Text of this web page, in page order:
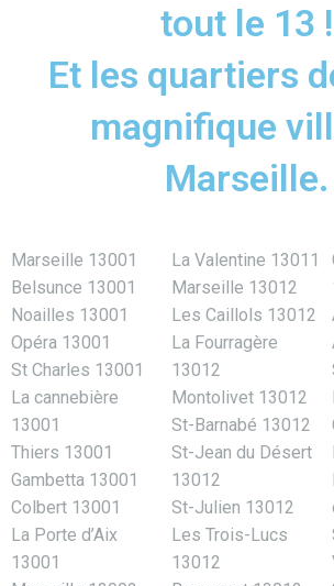
tout le 13 !
Et les quartiers
magnifique
Marseille.
Marseille 13001
Belsunce 13001
Noailles 13001
Opéra 13001
St Charles 13001
La cannebière
13001
Thiers 13001
Gambetta 13001
Colbert 13001
La Porte d’Aix
13001
La Valentine 13011
Marseille 13012
Les Caillols 13012
La Fourragère
13012
Montolivet 13012
St-Barnabé 13012
St-Jean du Désert
13012
St-Julien 13012
Les Trois-Lucs
13012